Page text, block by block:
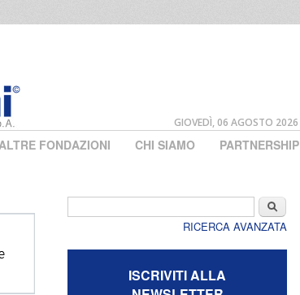
GIOVEDÌ, 06 AGOSTO 2026
ALTRE FONDAZIONI CHI SIAMO PARTNERSHIP
Cerca
RICERCA AVANZATA
ISCRIVITI ALLA